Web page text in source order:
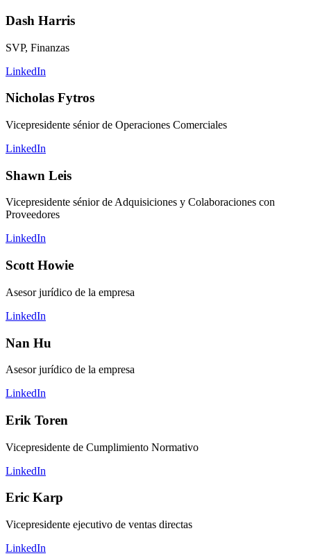
Dash Harris
SVP, Finanzas
LinkedIn
Nicholas Fytros
Vicepresidente sénior de Operaciones Comerciales
LinkedIn
Shawn Leis
Vicepresidente sénior de Adquisiciones y Colaboraciones con
Proveedores
LinkedIn
Scott Howie
Asesor jurídico de la empresa
LinkedIn
Nan Hu
Asesor jurídico de la empresa
LinkedIn
Erik Toren
Vicepresidente de Cumplimiento Normativo
LinkedIn
Eric Karp
Vicepresidente ejecutivo de ventas directas
LinkedIn